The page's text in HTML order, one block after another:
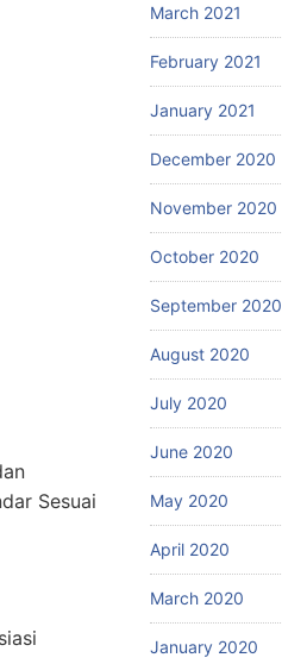
Sesuai
March 2021
February 2021
January 2021
December 2020
November 2020
October 2020
September 2020
August 2020
July 2020
June 2020
May 2020
April 2020
March 2020
January 2020